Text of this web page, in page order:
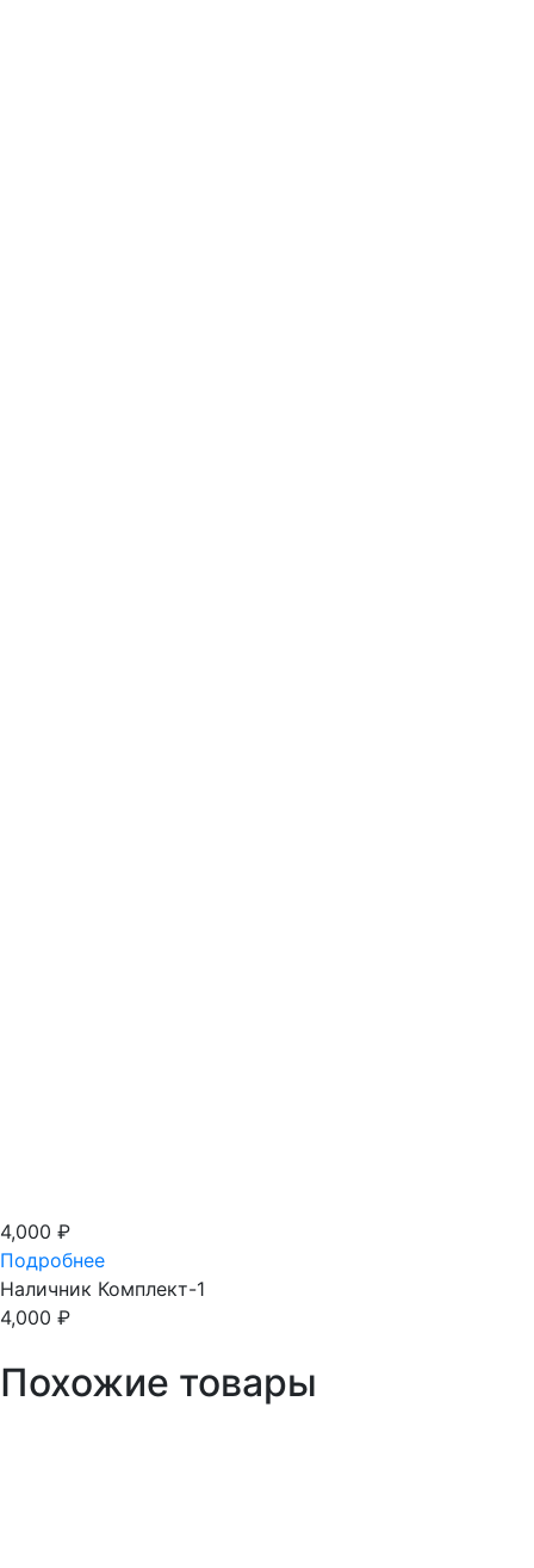
4,000 ₽
Подробнее
Наличник Комплект-1
4,000 ₽
Похожие товары